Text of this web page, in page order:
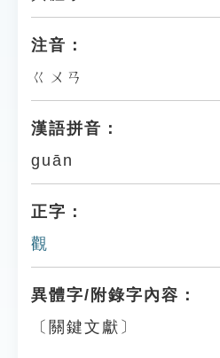
注音：
ㄍㄨㄢ
漢語拼音：
guān
正字：
觀
異體字/附錄字內容：
〔關鍵文獻〕